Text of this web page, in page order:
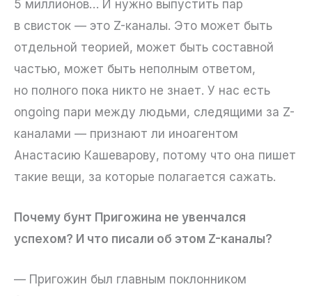
5 миллионов… И нужно выпустить пар
в свисток — это Z-каналы. Это может быть
отдельной теорией, может быть составной
частью, может быть неполным ответом,
но полного пока никто не знает. У нас есть
ongoing пари между людьми, следящими за Z-
каналами — признают ли иноагентом
Анастасию Кашеварову, потому что она пишет
такие вещи, за которые полагается сажать.
Почему бунт Пригожина не увенчался
успехом? И что писали об этом Z-каналы?
— Пригожин был главным поклонником